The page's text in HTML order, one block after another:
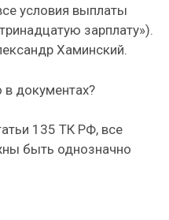
условия выплаты
зарплату»).
Хаминский.
документах?
135 ТК РФ, все
быть однозначно